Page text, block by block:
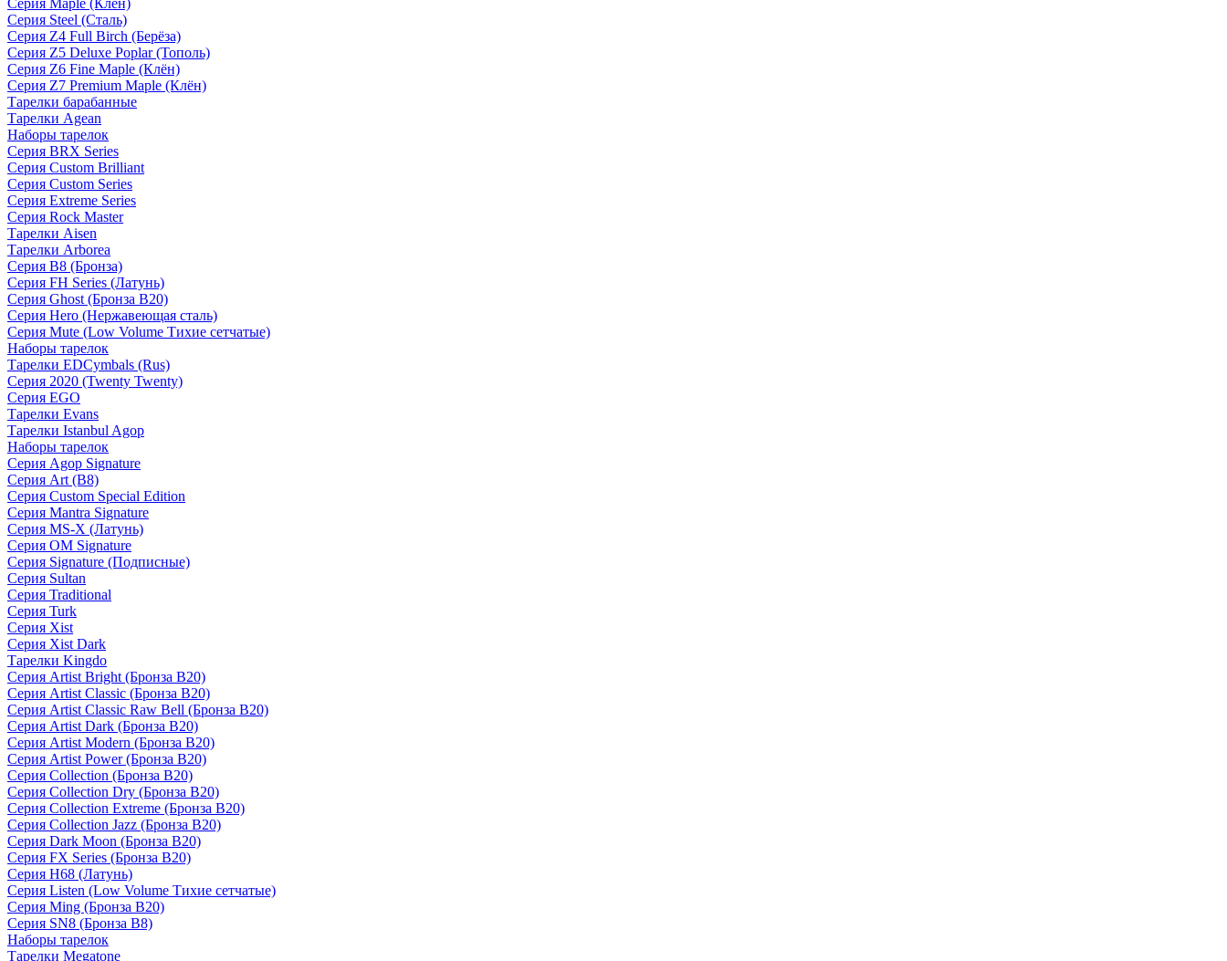
Серия Maple (Клён)
Серия Steel (Сталь)
Серия Z4 Full Birch (Берёза)
Серия Z5 Deluxe Poplar (Тополь)
Серия Z6 Fine Maple (Клён)
Серия Z7 Premium Maple (Клён)
Тарелки барабанные
Тарелки Agean
Наборы тарелок
Серия BRX Series
Серия Custom Brilliant
Серия Custom Series
Серия Extreme Series
Серия Rock Master
Тарелки Aisen
Тарелки Arborea
Серия B8 (Бронза)
Серия FH Series (Латунь)
Серия Ghost (Бронза B20)
Серия Hero (Нержавеющая сталь)
Серия Mute (Low Volume Тихие сетчатые)
Наборы тарелок
Тарелки EDCymbals (Rus)
Серия 2020 (Twenty Twenty)
Серия EGO
Тарелки Evans
Тарелки Istanbul Agop
Наборы тарелок
Серия Agop Signature
Серия Art (B8)
Серия Custom Special Edition
Серия Mantra Signature
Серия MS-X (Латунь)
Серия OM Signature
Серия Signature (Подписные)
Серия Sultan
Серия Traditional
Серия Turk
Серия Xist
Серия Xist Dark
Тарелки Kingdo
Серия Artist Bright (Бронза B20)
Серия Artist Classic (Бронза B20)
Серия Artist Classic Raw Bell (Бронза B20)
Серия Artist Dark (Бронза B20)
Серия Artist Modern (Бронза B20)
Серия Artist Power (Бронза B20)
Серия Collection (Бронза B20)
Серия Collection Dry (Бронза B20)
Серия Collection Extreme (Бронза B20)
Серия Collection Jazz (Бронза B20)
Серия Dark Moon (Бронза B20)
Серия FX Series (Бронза B20)
Серия H68 (Латунь)
Серия Listen (Low Volume Тихие сетчатые)
Серия Ming (Бронза B20)
Серия SN8 (Бронза B8)
Наборы тарелок
Тарелки Megatone